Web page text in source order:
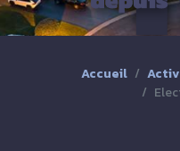
Accueil